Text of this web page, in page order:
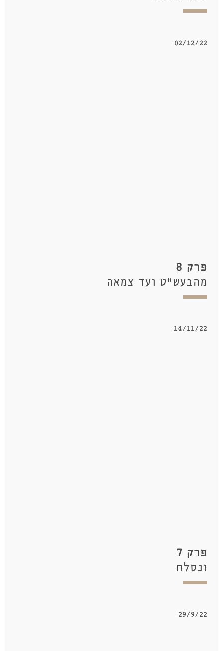
02/12/22
פרק 8
מהבעש"ט ועד צמאה
14/11/22
פרק 7
ונסלח
29/9/22